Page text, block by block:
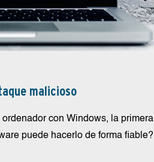
malicioso
con Windows, la primera
puede hacerlo de forma fiable?